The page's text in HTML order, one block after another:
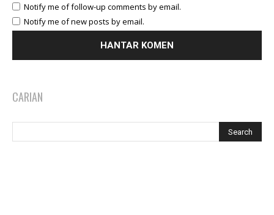
Notify me of follow-up comments by email.
Notify me of new posts by email.
CARIAN